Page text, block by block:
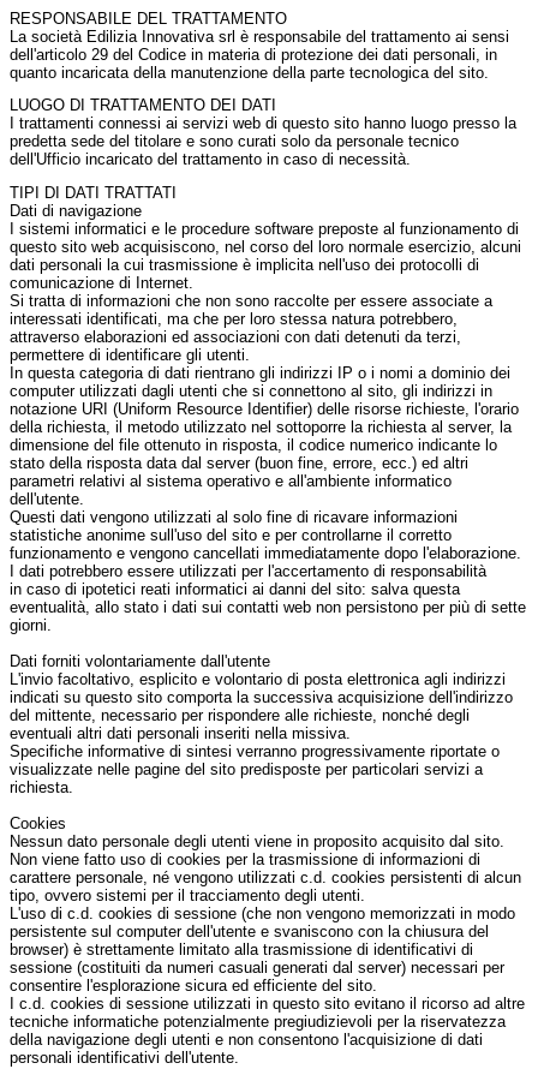
RESPONSABILE DEL TRATTAMENTO
La società Edilizia Innovativa srl è responsabile del trattamento ai sensi
dell'articolo 29 del Codice in materia di protezione dei dati personali, in
quanto incaricata della manutenzione della parte tecnologica del sito.
LUOGO DI TRATTAMENTO DEI DATI
I trattamenti connessi ai servizi web di questo sito hanno luogo presso la
predetta sede del titolare e sono curati solo da personale tecnico
dell'Ufficio incaricato del trattamento in caso di necessità.
TIPI DI DATI TRATTATI
Dati di navigazione
I sistemi informatici e le procedure software preposte al funzionamento di
questo sito web acquisiscono, nel corso del loro normale esercizio, alcuni
dati personali la cui trasmissione è implicita nell'uso dei protocolli di
comunicazione di Internet.
Si tratta di informazioni che non sono raccolte per essere associate a
interessati identificati, ma che per loro stessa natura potrebbero,
attraverso elaborazioni ed associazioni con dati detenuti da terzi,
permettere di identificare gli utenti.
In questa categoria di dati rientrano gli indirizzi IP o i nomi a dominio dei
computer utilizzati dagli utenti che si connettono al sito, gli indirizzi in
notazione URI (Uniform Resource Identifier) delle risorse richieste, l'orario
della richiesta, il metodo utilizzato nel sottoporre la richiesta al server, la
dimensione del file ottenuto in risposta, il codice numerico indicante lo
stato della risposta data dal server (buon fine, errore, ecc.) ed altri
parametri relativi al sistema operativo e all'ambiente informatico
dell'utente.
Questi dati vengono utilizzati al solo fine di ricavare informazioni
statistiche anonime sull'uso del sito e per controllarne il corretto
funzionamento e vengono cancellati immediatamente dopo l'elaborazione.
I dati potrebbero essere utilizzati per l'accertamento di responsabilità
in caso di ipotetici reati informatici ai danni del sito: salva questa
eventualità, allo stato i dati sui contatti web non persistono per più di sette
giorni.
Dati forniti volontariamente dall'utente
L'invio facoltativo, esplicito e volontario di posta elettronica agli indirizzi
indicati su questo sito comporta la successiva acquisizione dell'indirizzo
del mittente, necessario per rispondere alle richieste, nonché degli
eventuali altri dati personali inseriti nella missiva.
Specifiche informative di sintesi verranno progressivamente riportate o
visualizzate nelle pagine del sito predisposte per particolari servizi a
richiesta.
Cookies
Nessun dato personale degli utenti viene in proposito acquisito dal sito.
Non viene fatto uso di cookies per la trasmissione di informazioni di
carattere personale, né vengono utilizzati c.d. cookies persistenti di alcun
tipo, ovvero sistemi per il tracciamento degli utenti.
L'uso di c.d. cookies di sessione (che non vengono memorizzati in modo
persistente sul computer dell'utente e svaniscono con la chiusura del
browser) è strettamente limitato alla trasmissione di identificativi di
sessione (costituiti da numeri casuali generati dal server) necessari per
consentire l'esplorazione sicura ed efficiente del sito.
I c.d. cookies di sessione utilizzati in questo sito evitano il ricorso ad altre
tecniche informatiche potenzialmente pregiudizievoli per la riservatezza
della navigazione degli utenti e non consentono l'acquisizione di dati
personali identificativi dell'utente.